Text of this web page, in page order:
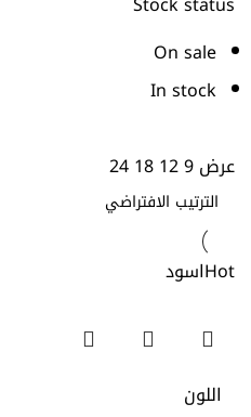
On sale
In stock
عرض9
12
18
24
Hotاسود
اللون